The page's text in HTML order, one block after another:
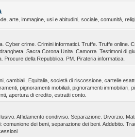
arte, immagine, usi e abitudini, sociale, comunità,
Cyber crime. Crimini informatici. Truffe. Truffe online.
Sacra Corona Unita. Camorra. Testimoni di
Procure della Repubblica. PM. Pirateria informatica.
cambiali, Equitalia, società di riscossione, cartelle
pignoramenti mobiliali, pignoramenti immobiliari,
apertura di credito, estratti conto.
Affidamento condiviso. Separazione. Divorzio.
comunione dei beni, separazione dei beni. Addebito.